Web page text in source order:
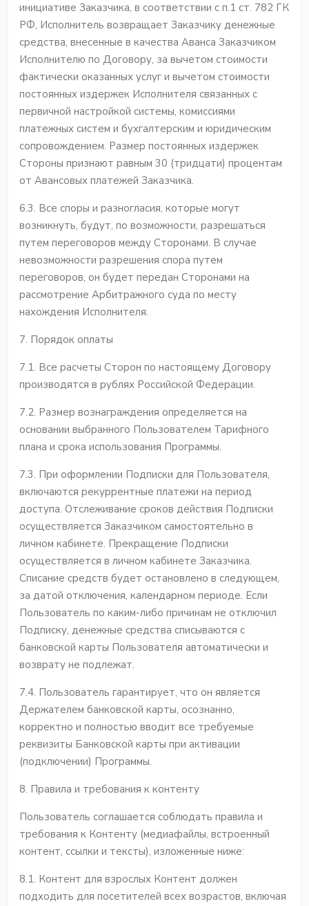
инициативе Заказчика, в соответствии с п.1 ст. 782 ГК
РФ, Исполнитель возвращает Заказчику денежные
средства, внесенные в качества Аванса Заказчиком
Исполнителю по Договору, за вычетом стоимости
фактически оказанных услуг и вычетом стоимости
постоянных издержек Исполнителя связанных с
первичной настройкой системы, комиссиями
платежных систем и бухгалтерским и юридическим
сопровождением. Размер постоянных издержек
Стороны признают равным 30 (тридцати) процентам
от Авансовых платежей Заказчика.
6.3. Все споры и разногласия, которые могут
возникнуть, будут, по возможности, разрешаться
путем переговоров между Сторонами. В случае
невозможности разрешения спора путем
переговоров, он будет передан Сторонами на
рассмотрение Арбитражного суда по месту
нахождения Исполнителя.
7. Порядок оплаты
7.1. Все расчеты Сторон по настоящему Договору
производятся в рублях Российской Федерации.
7.2. Размер вознаграждения определяется на
основании выбранного Пользователем Тарифного
плана и срока использования Программы.
7.3. При оформлении Подписки для Пользователя,
включаются рекуррентные платежи на период
доступа. Отслеживание сроков действия Подписки
осуществляется Заказчиком самостоятельно в
личном кабинете. Прекращение Подписки
осуществляется в личном кабинете Заказчика.
Списание средств будет остановлено в следующем,
за датой отключения, календарном периоде. Если
Пользователь по каким-либо причинам не отключил
Подписку, денежные средства списываются с
банковской карты Пользователя автоматически и
возврату не подлежат.
7.4. Пользователь гарантирует, что он является
Держателем банковской карты, осознанно,
корректно и полностью вводит все требуемые
реквизиты Банковской карты при активации
(подключении) Программы.
8. Правила и требования к контенту
Пользователь соглашается соблюдать правила и
требования к Контенту (медиафайлы, встроенный
контент, ссылки и тексты), изложенные ниже:
8.1. Контент для взрослых Контент должен
подходить для посетителей всех возрастов, включая